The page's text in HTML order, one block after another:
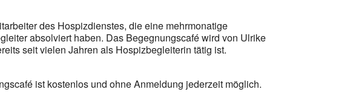
des Hospizdienstes, die eine mehrmonatige
absolviert haben. Das Begegnungscafé wird von Ulrike
seit vielen Jahren als Hospizbegleiterin tätig ist.
ist kostenlos und ohne Anmeldung jederzeit möglich.